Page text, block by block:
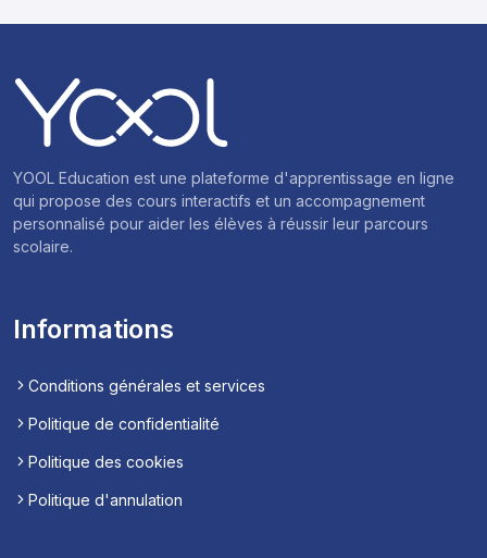
YOOL Education est une plateforme d'apprentissage en ligne
qui propose des cours interactifs et un accompagnement
personnalisé pour aider les élèves à réussir leur parcours
scolaire.
Informations
Conditions générales et services
Politique de confidentialité
Politique des cookies
Politique d'annulation